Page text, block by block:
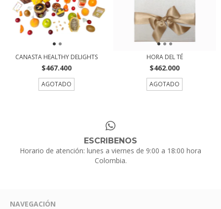
CANASTA HEALTHY DELIGHTS
$467.400
AGOTADO
HORA DEL TÉ
$462.000
AGOTADO
ESCRIBENOS
Horario de atención: lunes a viernes de 9:00 a 18:00 hora
Colombia.
NAVEGACIÓN